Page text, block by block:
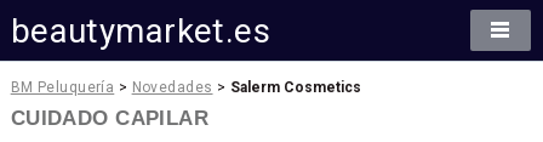
beautymarket.es
BM Peluquería > Novedades > Salerm Cosmetics
CUIDADO CAPILAR